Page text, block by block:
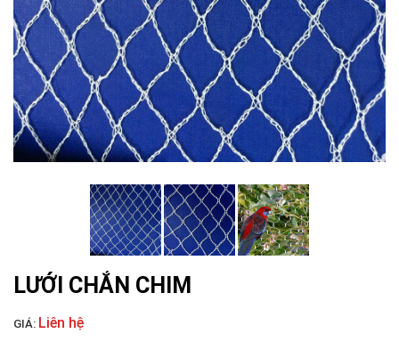
LƯỚI CHẮN CHIM
LƯỚI CHẮN CHIM
GIÁ: Liên hệ